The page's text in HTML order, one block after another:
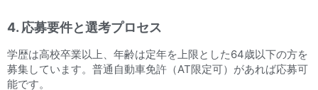
4. 応募要件と選考プロセス
学歴は高校卒業以上、年齢は定年を上限とした64歳以下の方を
募集しています。普通自動車免許（AT限定可）があれば応募可
能です。